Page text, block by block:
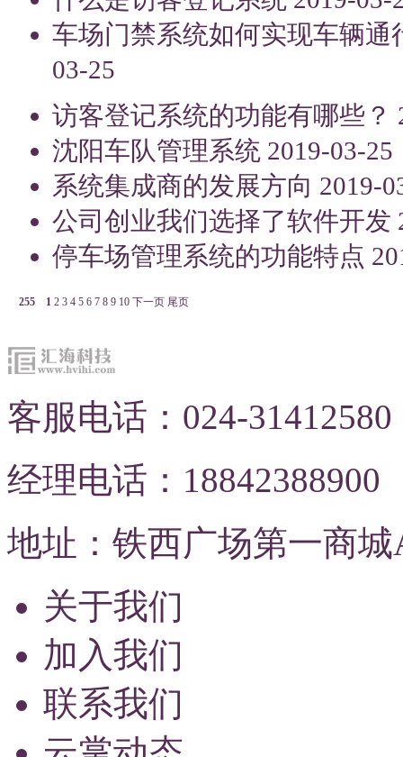
车场门禁系统如何实现车辆通
03-25
访客登记系统的功能有哪些？
沈阳车队管理系统 2019-03-25
系统集成商的发展方向 2019-
公司创业我们选择了软件开发
停车场管理系统的功能特点
255 1 2 3 4 5 6 7 8 9 10 下一页 尾页
客服电话：024-31412580
经理电话：18842388900
地址：铁西广场第一商城
关于我们
加入我们
联系我们